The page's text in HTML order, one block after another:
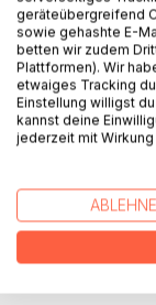
von Spagyrik
Leser in
alchemistische
Heilweise ein.
geräteübergreifend
sowie gehashte E-
betten wir zudem
Plattformen). Wir
etwaiges Tracking
Einstellung willigst
kannst deine
jederzeit mit